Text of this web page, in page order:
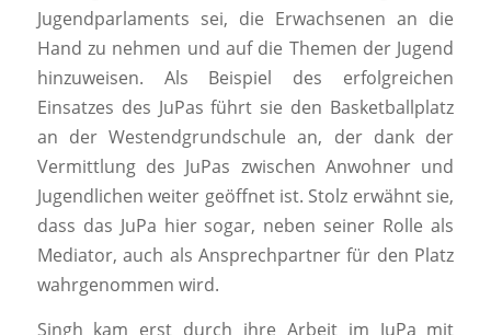
Jugendparlaments sei, die Erwachsenen an die
Hand zu nehmen und auf die Themen der Jugend
hinzuweisen. Als Beispiel des erfolgreichen
Einsatzes des JuPas führt sie den Basketballplatz
an der Westendgrundschule an, der dank der
Vermittlung des JuPas zwischen Anwohner und
Jugendlichen weiter geöffnet ist. Stolz erwähnt sie,
dass das JuPa hier sogar, neben seiner Rolle als
Mediator, auch als Ansprechpartner für den Platz
wahrgenommen wird.
Singh kam erst durch ihre Arbeit im JuPa mit